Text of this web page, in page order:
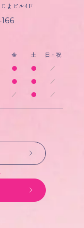
まビル4F
金 土 日・祝
／
／
／ ／